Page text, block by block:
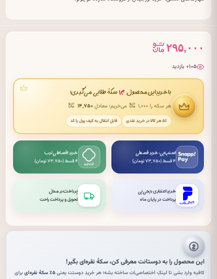
۲۹۵,۰۰۰
۱۰۵+ بازدید
با خریدِ این محصول ۱۴ سکهٔ طلایی می‌گیری!
هر سکه را ۱٬۰۰۰ می‌خریم؛ معادلِ۱۴٬۷۵۰
۵٪ هر کالا در خریدِ نقدی قابلِ انتقال به کیف پول یا کد
اسنپ‌پی: خرید قسطی
۴ قسط (۷۳٬۷۵۰ تومان)
خرید اقساطی ترب
۴ قسط (۷۳٬۷۵۰ تومان)
خرید اعتباری دیجی‌پی
پرداخت در پایان ماه
پرداخت در محل
تحویل و پرداخت راحت
این محصول را به دوستانت معرفی کن،سکهٔ نقره‌ایبگیر!
کافیه وارد بشی تا لینکِ اختصاصی‌ات ساخته بشه؛ هر خریدِ دوستت یعنی۵٪ سکهٔ نقره‌ای
برای